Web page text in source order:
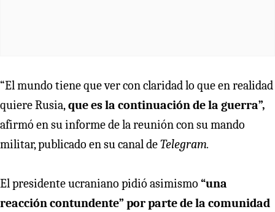
“El mundo tiene que ver con claridad lo que en realidad
quiere Rusia,que es la continuación de la guerra”,
afirmó en su informe de la reunión con su mando
militar, publicado en su canal deTelegram.
El presidente ucraniano pidió asimismo “una
reacción contundente” por parte de la comunidad